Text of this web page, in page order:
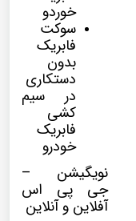
خوردو
سوکت
فابریک
بدون
دستکاری
در سیم
کشی
فابریک
خودرو
نویگیشن –
جی پی اس
آفلاین و آنلاین